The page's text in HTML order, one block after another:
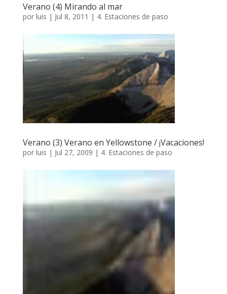
Verano (4) Mirando al mar
por luis | Jul 8, 2011 | 4. Estaciones de paso
Verano (3) Verano en Yellowstone / ¡Vacaciones!
por luis | Jul 27, 2009 | 4. Estaciones de paso